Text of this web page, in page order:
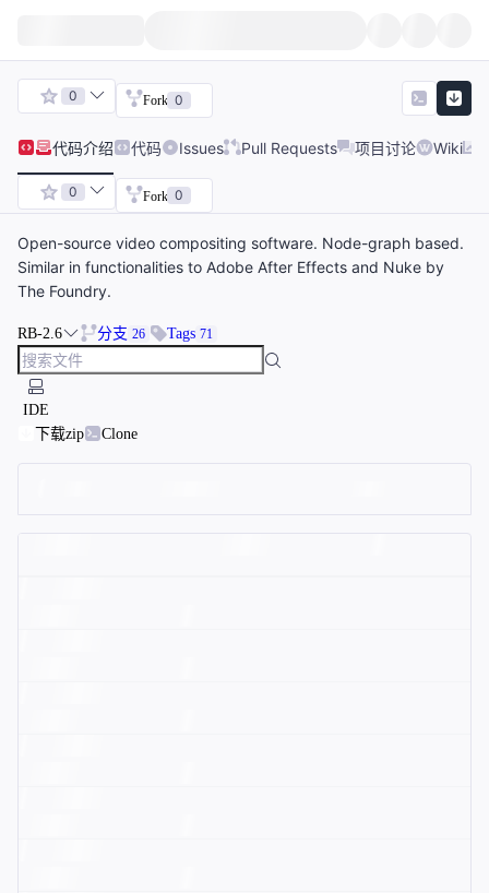
0 Fork 0
代码介绍 代码 Issues Pull Requests 项目讨论 Wiki
0 Fork 0
Open-source video compositing software. Node-graph based.
Similar in functionalities to Adobe After Effects and Nuke by
The Foundry.
RB-2.6 分支 26 Tags 71
IDE
下载zip
Clone